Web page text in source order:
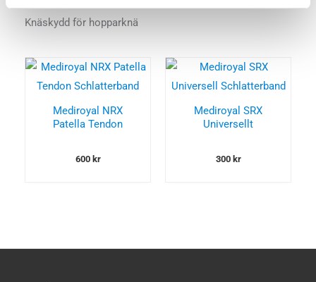
Knäskydd för hopparknä
Mediroyal NRX
Patella Tendon
600 kr
Mediroyal SRX
Universellt
300 kr